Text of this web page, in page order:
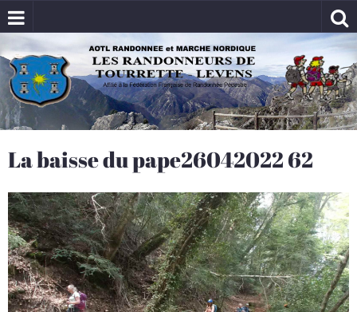
La baisse du pape26042022 62